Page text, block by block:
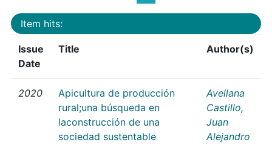
Item hits:
Issue
Date
Title Author(s)
2020
Apicultura de producción
rural;una búsqueda en
laconstrucción de una
sociedad sustentable
Avellana
Castillo,
Juan
Alejandro